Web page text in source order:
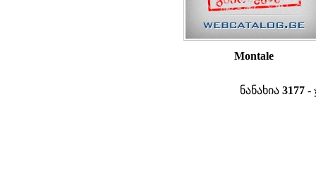
Montale
ნანახია 3177 -